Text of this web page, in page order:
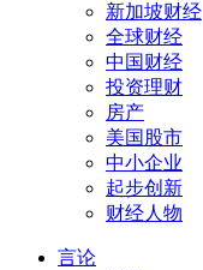
新加坡财经
全球财经
中国财经
投资理财
房产
美国股市
中小企业
起步创新
财经人物
言论